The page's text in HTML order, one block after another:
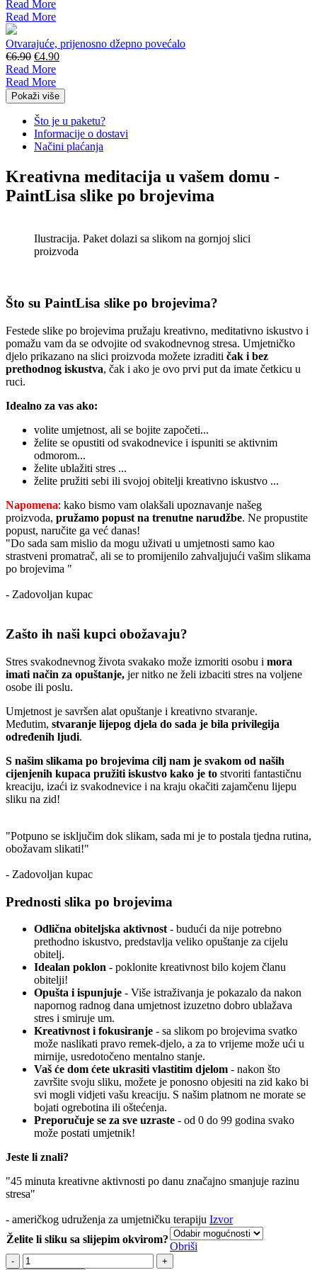
price
was:
Read More
Read More
Otvarajuće, prijenosno džepno povećalo
€6.90 Original
price
was:
€6.90.
€4.90Current
€4.90.
Read More
Read More
Pokaži više
Što je u paketu?
Informacije o dostavi
Načini plaćanja
Kreativna meditacija u vašem domu -
PaintLisa slike po brojevima
Ilustracija. Paket dolazi sa slikom na gornjoj slici
proizvoda
Što su PaintLisa slike po brojevima?
Festede slike po brojevima pružaju kreativno, meditativno iskustvo i
pomažu vam da se odvojite od svakodnevnog stresa. Umjetničko
djelo prikazano na slici proizvoda možete izraditi čak i bez
prethodnog iskustva, čak i ako je ovo prvi put da imate četkicu u
ruci.
Idealno za vas ako:
volite umjetnost, ali se bojite započeti...
želite se opustiti od svakodnevice i ispuniti se aktivnim
odmorom...
želite ublažiti stres ...
želite pružiti sebi ili svojoj obitelji kreativno iskustvo ...
Napomena: kako bismo vam olakšali upoznavanje našeg
proizvoda, pružamo popust na trenutne narudžbe. Ne propustite
popust, naručite ga već danas!
"Do sada sam mislio da mogu uživati u umjetnosti samo kao
strastveni promatrač, ali se to promijenilo zahvaljujući vašim slikama
po brojevima "
- Zadovoljan kupac
Zašto ih naši kupci obožavaju?
Stres svakodnevnog života svakako može izmoriti osobu i mora
imati način za opuštanje, jer nitko ne želi izbaciti stres na voljene
osobe ili poslu.
Umjetnost je savršen alat opuštanje i kreativno stvaranje.
Međutim, stvaranje lijepog djela do sada je bila privilegija
određenih ljudi.
S našim slikama po brojevima cilj nam je svakom od naših
cijenjenih kupaca pružiti iskustvo kako je to stvoriti fantastičnu
kreaciju, izaći iz svakodnevice i na kraju okačiti zajamčenu lijepu
sliku na zid!
"Potpuno se isključim dok slikam, sada mi je to postala tjedna rutina,
obožavam slikati!"
- Zadovoljan kupac
Prednosti slika po brojevima
Odlična obiteljska aktivnost- budući da nije potrebno
prethodno iskustvo, predstavlja veliko opuštanje za cijelu
obitelj.
Idealan poklon - poklonite kreativnost bilo kojem članu
obitelji!
Opušta i ispunjuje - Više istraživanja je pokazalo da nakon
napornog radnog dana umjetnost izuzetno dobro ublažava
stres i smiruje um.
Kreativnost i fokusiranje - sa slikom po brojevima svatko
može naslikati pravo remek-djelo, a za to vrijeme može ući u
mirnije, usredotočeno mentalno stanje.
Vaš će dom ćete ukrasiti vlastitim djelom - nakon što
završite svoju sliku, možete je ponosno objesiti na zid kako bi
svi mogli vidjeti vašu kreaciju. S našim platnom ne morate se
bojati ogrebotina ili oštećenja.
Preporučuje se za sve uzraste - od 0 do 99 godina svako
može postati umjetnik!
Jeste li znali?
"45 minuta kreativne aktivnosti po danu značajno smanjuje razinu
stresa"
- američkog udruženja za umjetničku terapiju Izvor
Želite li sliku sa slijepim okvirom?
Obriši
Opatija